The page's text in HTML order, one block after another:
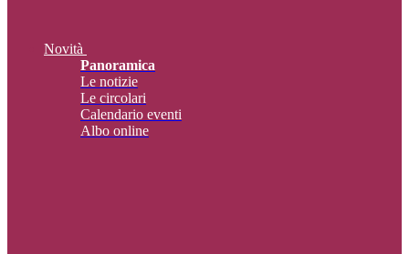
Novità
Panoramica
Le notizie
Le circolari
Calendario eventi
Albo online